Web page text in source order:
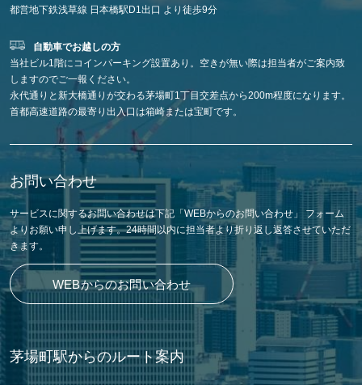
都営地下鉄浅草線 日本橋駅D1出口 より徒歩9分
自動車でお越しの方
当社ビル1階にコインパーキング設置あり。空きが無い際は担当者がご案内致
しますのでご一報ください。
永代通りと新大橋通りが交わる茅場町1丁目交差点から200m程度になります。
首都高速道路の最寄り出入口は箱崎または宝町です。
お問い合わせ
サービスに関するお問い合わせは下記「WEBからのお問い合わせ」 フォーム
よりお願い申し上げます。24時間以内に担当者より折り返し返答させていただ
きます。
WEBからのお問い合わせ
茅場町駅からのルート案内